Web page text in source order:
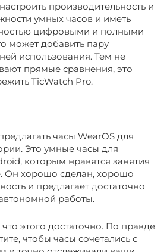
производительность и
умных часов и иметь
цифровыми и полными
может добавить пару
использования. Тем не
прямые сравнения, это
TicWatch Pro.
часы WearOS для
Это умные часы для
которым нравятся занятия
Он хорошо сделан, хорошо
и предлагает достаточно
работы.
этого достаточно. По правде
чтобы часы сочетались с